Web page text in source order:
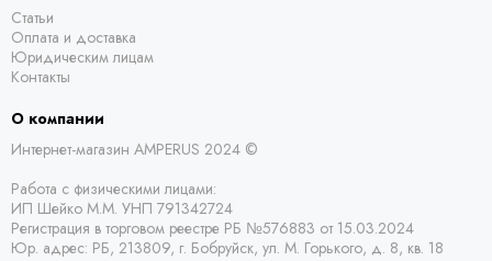
Статьи
Оплата и доставка
Юридическим лицам
Контакты
О компании
Интернет-магазин AMPERUS 2024 ©
Работа с физическими лицами:
ИП Шейко М.М. УНП 791342724
Регистрация в торговом реестре РБ №576883 от 15.03.2024
Юр. адрес: РБ, 213809, г. Бобруйск, ул. М. Горького, д. 8, кв. 18